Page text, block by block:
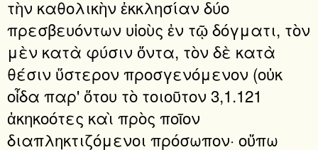
τὴν καθολικὴν ἐκκλησίαν δύο
πρεσβευόντων υἱοὺς ἐν τῷ δόγματι, τὸν
μὲν κατὰ φύσιν ὄντα, τὸν δὲ κατὰ
θέσιν ὕστερον προσγενόμενον (οὐκ
οἶδα παρ' ὅτου τὸ τοιοῦτον 3,1.121
ἀκηκοότες καὶ πρὸς ποῖον
διαπληκτιζόμενοι πρόσωπον· οὔπω